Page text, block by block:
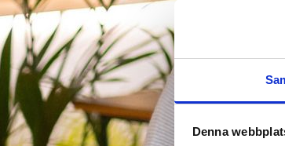
Denna